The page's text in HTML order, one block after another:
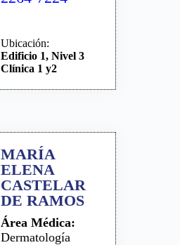
Ubicación:
Edificio 1, Nivel 3
Clínica 1 y2
MARÍA
ELENA
CASTELAR
DE RAMOS
Área Médica:
Dermatología